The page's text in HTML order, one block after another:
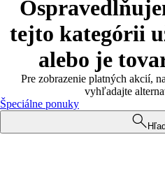
tejto kategórii
alebo je
Pre zobrazenie platných akcií,
vyhľadajte
Špeciálne ponuky